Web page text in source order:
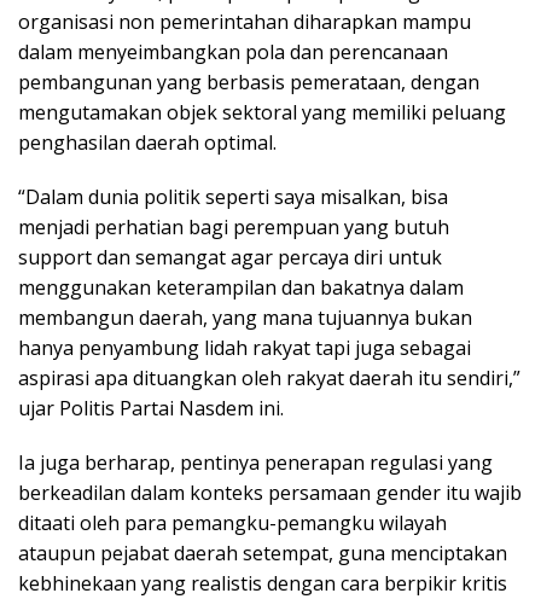
organisasi non pemerintahan diharapkan mampu
dalam menyeimbangkan pola dan perencanaan
pembangunan yang berbasis pemerataan, dengan
mengutamakan objek sektoral yang memiliki peluang
penghasilan daerah optimal.
“Dalam dunia politik seperti saya misalkan, bisa
menjadi perhatian bagi perempuan yang butuh
support dan semangat agar percaya diri untuk
menggunakan keterampilan dan bakatnya dalam
membangun daerah, yang mana tujuannya bukan
hanya penyambung lidah rakyat tapi juga sebagai
aspirasi apa dituangkan oleh rakyat daerah itu sendiri,”
ujar Politis Partai Nasdem ini.
Ia juga berharap, pentinya penerapan regulasi yang
berkeadilan dalam konteks persamaan gender itu wajib
ditaati oleh para pemangku-pemangku wilayah
ataupun pejabat daerah setempat, guna menciptakan
kebhinekaan yang realistis dengan cara berpikir kritis